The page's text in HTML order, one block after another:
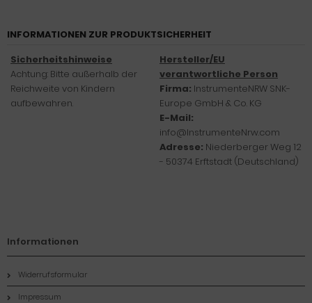
INFORMATIONEN ZUR PRODUKTSICHERHEIT
Sicherheitshinweise
Achtung: Bitte außerhalb der
Reichweite von Kindern
aufbewahren.
Hersteller/EU
verantwortliche Person
Firma: InstrumenteNRW SNK-
Europe GmbH & Co. KG
E-Mail:
info@InstrumenteNrw.com
Adresse: Niederberger Weg 12
- 50374 Erftstadt (Deutschland)
Informationen
Widerrufsformular
Impressum